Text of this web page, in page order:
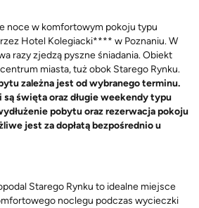
noce w komfortowym pokoju typu
Hotel Kolegiacki**** w Poznaniu. W
razy zjedzą pyszne śniadania. Obiekt
miasta, tuż obok Starego Rynku.
zależna jest od wybranego terminu.
są święta oraz długie weekendy typu
pobytu oraz rezerwacja pokoju
jest za dopłatą bezpośrednio u
Starego Rynku to idealne miejsce
noclegu podczas wycieczki